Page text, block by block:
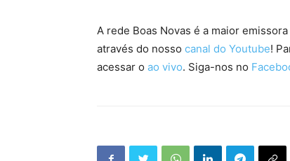
A rede Boas Novas é a maior
através do nosso canal do Youtube!
acessar o ao vivo. Siga-nos no